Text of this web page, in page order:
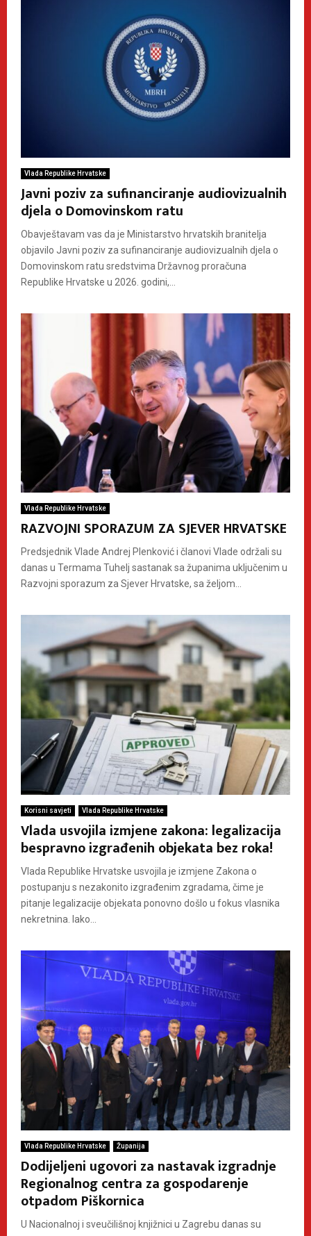
Vlada Republike Hrvatske
Javni poziv za sufinanciranje audiovizualnih
djela o Domovinskom ratu
Obavještavam vas da je Ministarstvo hrvatskih branitelja
objavilo Javni poziv za sufinanciranje audiovizualnih djela o
Domovinskom ratu sredstvima Državnog proračuna
Republike Hrvatske u 2026. godini,...
Vlada Republike Hrvatske
RAZVOJNI SPORAZUM ZA SJEVER HRVATSKE
Predsjednik Vlade Andrej Plenković i članovi Vlade održali su
danas u Termama Tuhelj sastanak sa županima uključenim u
Razvojni sporazum za Sjever Hrvatske, sa željom...
Korisni savjeti Vlada Republike Hrvatske
Vlada usvojila izmjene zakona: legalizacija
bespravno izgrađenih objekata bez roka!
Vlada Republike Hrvatske usvojila je izmjene Zakona o
postupanju s nezakonito izgrađenim zgradama, čime je
pitanje legalizacije objekata ponovno došlo u fokus vlasnika
nekretnina. Iako...
Vlada Republike Hrvatske Županija
Dodijeljeni ugovori za nastavak izgradnje
Regionalnog centra za gospodarenje
otpadom Piškornica
U Nacionalnoj i sveučilišnoj knjižnici u Zagrebu danas su